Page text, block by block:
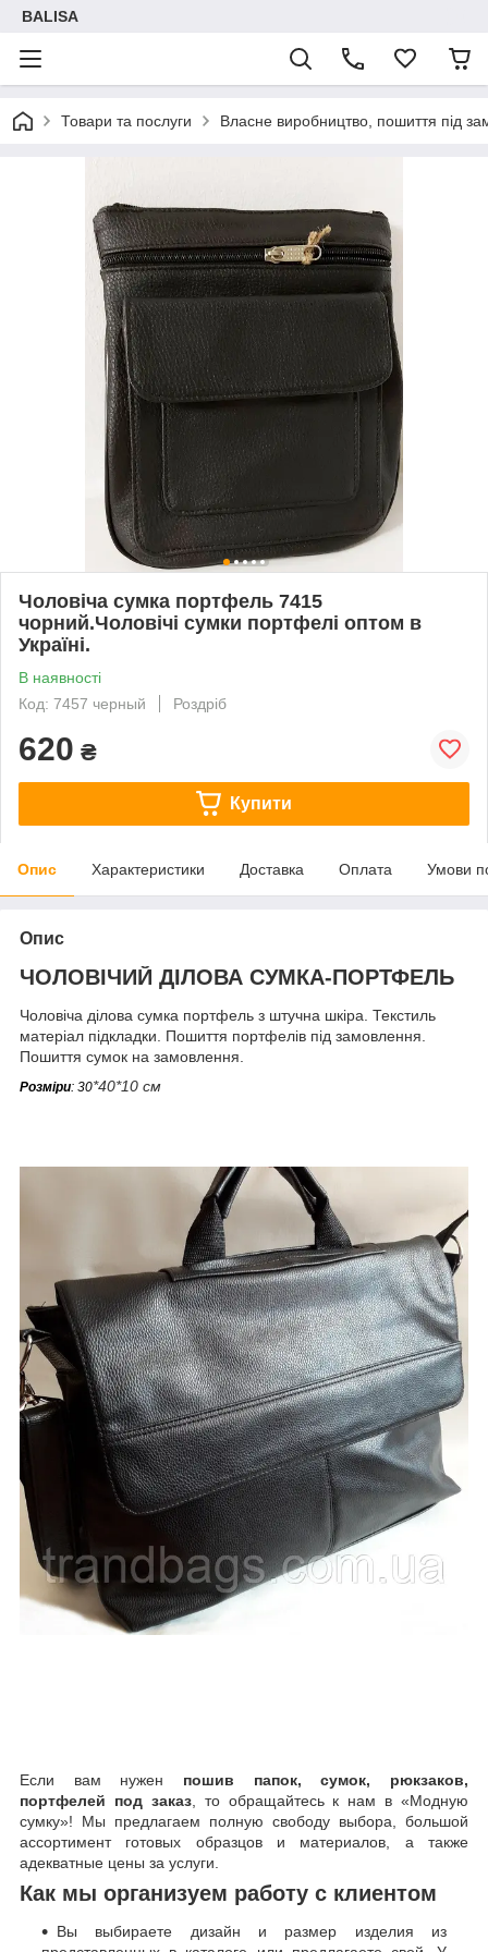
BALISA
Товари та послуги Власне виробництво, пошиття під
Чоловіча сумка портфель 7415
чорний.Чоловічі сумки портфелі оптом в
Україні.
В наявності
Код: 7457 черный
Роздріб
620 ₴
Купити
Опис Характеристики Доставка Оплата Умови
Опис
ЧОЛОВІЧИЙ ДІЛОВА СУМКА-ПОРТФЕЛЬ
Чоловіча ділова сумка портфель з штучна шкіра. Текстиль
матеріал підкладки. Пошиття портфелів під замовлення.
Пошиття сумок на замовлення.
Розміри: 30*40*10 см
Если вам нужен пошив папок, сумок, рюкзаков,
портфелей под заказ, то обращайтесь к нам в «Модную
сумку»! Мы предлагаем полную свободу выбора, большой
ассортимент готовых образцов и материалов, а также
адекватные цены за услуги.
Как мы организуем работу с клиентом
Вы выбираете дизайн и размер изделия из